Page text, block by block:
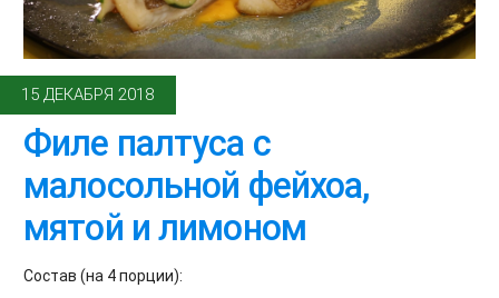
15 ДЕКАБРЯ 2018
Филе палтуса с
малосольной фейхоа,
мятой и лимоном
Состав (на 4 порции):